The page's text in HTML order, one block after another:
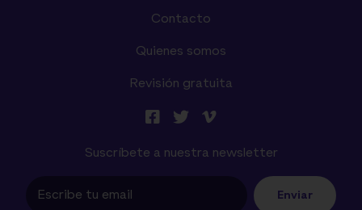
Contacto
Quienes somos
Revisión gratuita
Suscríbete a nuestra newsletter
Enviar